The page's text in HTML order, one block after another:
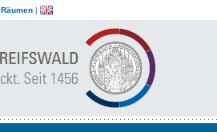
Räumen |